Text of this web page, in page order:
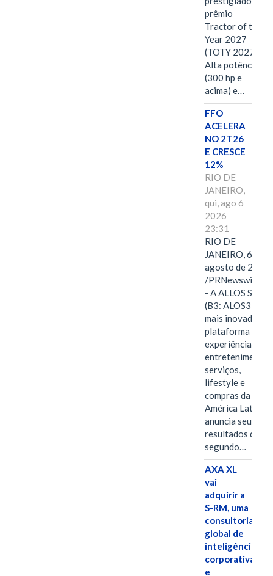
prêmio
Tractor of the
Year 2027
(TOTY 2027:
Alta potência
(300 hp e
acima) e…
FFO
ACELERA
NO 2T26
E CRESCE
12%
RIO DE
JANEIRO,
qui, ago 6
2026
23:31
RIO DE
JANEIRO, 6 de
agosto de 2026
/PRNewswire/ -
- A ALLOS S.A.
(B3: ALOS3), a
mais inovadora
plataforma de
experiências,
entretenimento,
serviços,
lifestyle e
compras da
América Latina
anuncia seus
resultados do
segundo…
AXA XL
vai
adquirir a
S-RM, uma
consultoria
global de
inteligência
corporativa
e